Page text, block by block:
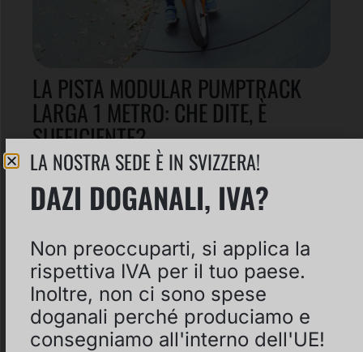
LA PISTA MODULAR PUMPTRACK
LARGA 1 METRO: CHE DITE, È
SUFFICIENTE?
Un check rapido sulla Classic e la
Premium Edition
LA NOSTRA SEDE È IN SVIZZERA!
DAZI DOGANALI, IVA?
Non preoccuparti, si applica la
rispettiva IVA per il tuo paese.
Inoltre, non ci sono spese
doganali perché produciamo e
consegniamo all'interno dell'UE!